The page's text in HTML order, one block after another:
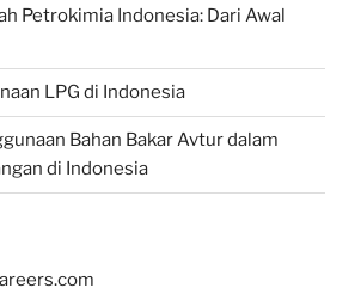
Petrokimia Indonesia: Dari Awal
LPG di Indonesia
Bahan Bakar Avtur dalam
di Indonesia